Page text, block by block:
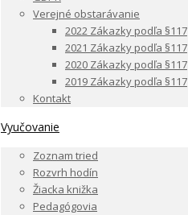
Verejné obstarávanie
2022 Zákazky podľa §117
2021 Zákazky podľa §117
2020 Zákazky podľa §117
2019 Zákazky podľa §117
Kontakt
Vyučovanie
Zoznam tried
Rozvrh hodín
Žiacka knižka
Pedagógovia